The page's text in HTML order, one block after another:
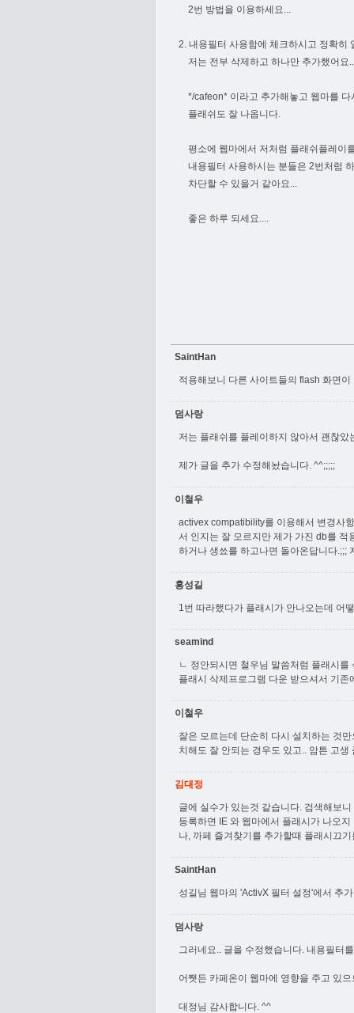
2번 방법을 이용하세요...
2. 내용필터 사용함에 체크하시고 정확히
저는 전부 삭제하고 하나만 추가했어요
*/cafeon* 이라고 추가해놓고 웹마를 다
플래쉬도 잘 나옵니다.
평소에 웹마에서 저처럼 플래쉬플레이
내용필터 사용하시는 분들은 2번처럼
차단할 수 있을거 같아요...
좋은 하루 되세요....
SaintHan
적용해보니 다른 사이트들의 flash 화면이
덤사랑
저는 플래쉬를 플레이하지 않아서 괜찮
제가 글을 추가 수정해놨습니다. ^^;;;;;
이철우
activex compatibility를 이용해서 변경사
서 인지는 잘 모르지만 제가 가진 db를
하거나 생쑈를 하고나면 돌아온답니다.;;;
홍성길
1번 따라했다가 플래시가 안나오는데 어
seamind
ㄴ 정안되시면 철우님 말씀처럼 플래시
플래시 삭제프로그램 다운 받으셔서 기
이철우
잘은 모르는데 단순히 다시 설치하는 것
치해도 잘 안되는 경우도 있고.. 암튼 고
김대정
글에 실수가 있는것 같습니다. 검색해보
등록하면 IE 와 웹마에서 플래시가 나오
나, 까페 즐겨찾기를 추가할때 플래시끄
SaintHan
성길님 웹마의 'ActivX 필터 설정'에서 추
덤사랑
그러네요.. 글을 수정했습니다. 내용필터
어쨋든 카페온이 웹마에 영향을 주고 있
대정님 감사합니다. ^^